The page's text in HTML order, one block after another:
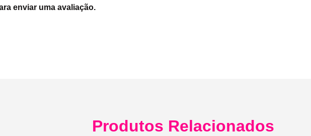
enviar uma avaliação.
Produtos Relacionados